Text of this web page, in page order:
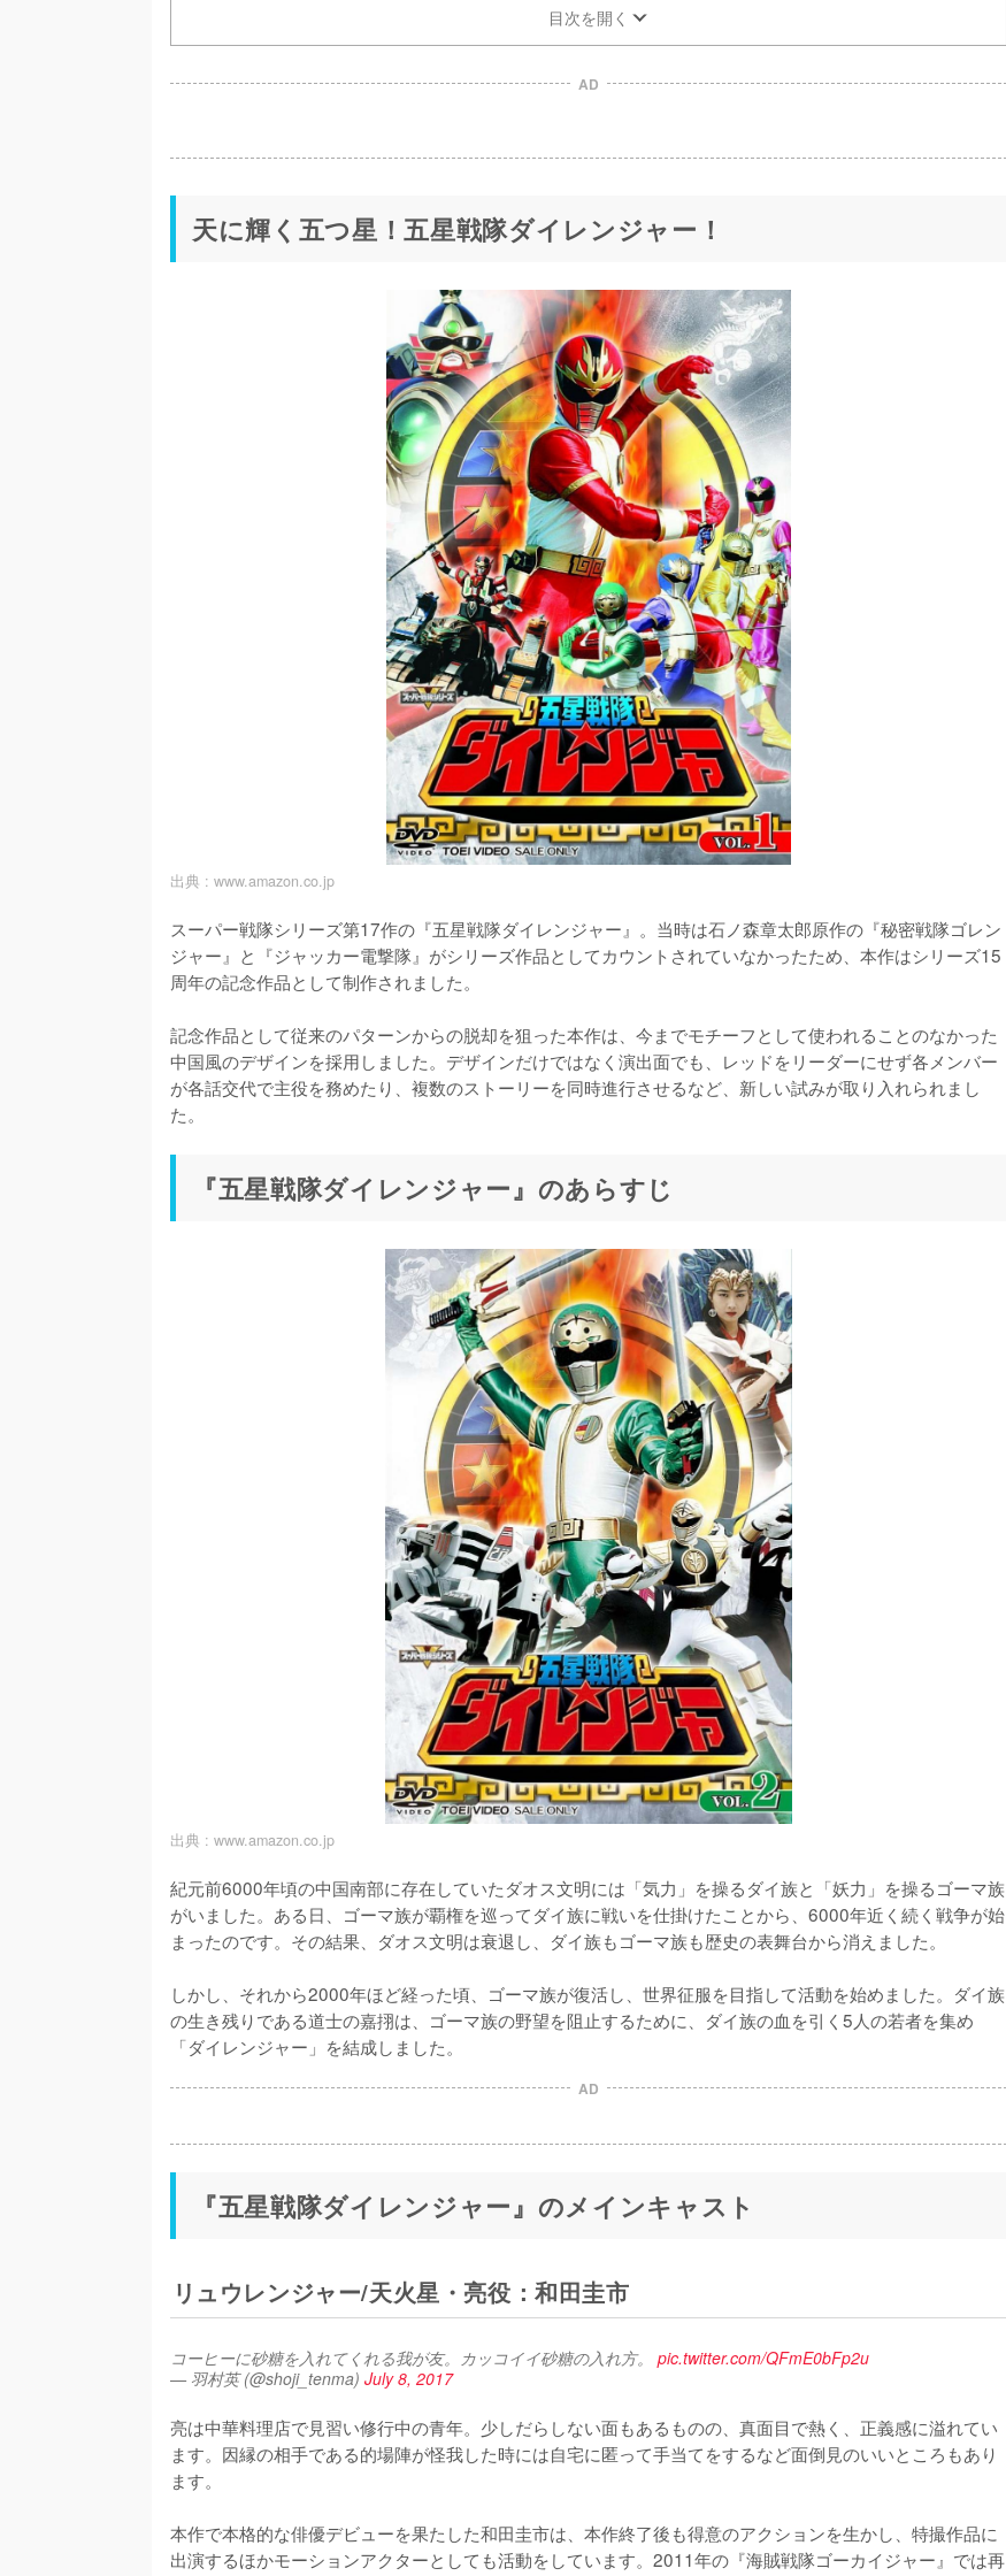
目次を開く
AD
天に輝く五つ星！五星戦隊ダイレンジャー！
出典 : www.amazon.co.jp
スーパー戦隊シリーズ第17作の『五星戦隊ダイレンジャー』。当時は石ノ森章太郎原作の『秘密戦隊ゴレン
ジャー』と『ジャッカー電撃隊』がシリーズ作品としてカウントされていなかったため、本作はシリーズ15
周年の記念作品として制作されました。
記念作品として従来のパターンからの脱却を狙った本作は、今までモチーフとして使われることのなかった
中国風のデザインを採用しました。デザインだけではなく演出面でも、レッドをリーダーにせず各メンバー
が各話交代で主役を務めたり、複数のストーリーを同時進行させるなど、新しい試みが取り入れられまし
た。
『五星戦隊ダイレンジャー』のあらすじ
出典 : www.amazon.co.jp
紀元前6000年頃の中国南部に存在していたダオス文明には「気力」を操るダイ族と「妖力」を操るゴーマ族
がいました。ある日、ゴーマ族が覇権を巡ってダイ族に戦いを仕掛けたことから、6000年近く続く戦争が始
まったのです。その結果、ダオス文明は衰退し、ダイ族もゴーマ族も歴史の表舞台から消えました。
しかし、それから2000年ほど経った頃、ゴーマ族が復活し、世界征服を目指して活動を始めました。ダイ族
の生き残りである道士の嘉挧は、ゴーマ族の野望を阻止するために、ダイ族の血を引く5人の若者を集め
「ダイレンジャー」を結成しました。
AD
『五星戦隊ダイレンジャー』のメインキャスト
リュウレンジャー/天火星・亮役：和田圭市
コーヒーに砂糖を入れてくれる我が友。カッコイイ砂糖の入れ方。 pic.twitter.com/QFmE0bFp2u
— 羽村英 (@shoji_tenma) July 8, 2017
亮は中華料理店で見習い修行中の青年。少しだらしない面もあるものの、真面目で熱く、正義感に溢れてい
ます。因縁の相手である的場陣が怪我した時には自宅に匿って手当てをするなど面倒見のいいところもあり
ます。
本作で本格的な俳優デビューを果たした和田圭市は、本作終了後も得意のアクションを生かし、特撮作品に
出演するほかモーションアクターとしても活動をしています。2011年の『海賊戦隊ゴーカイジャー』では再